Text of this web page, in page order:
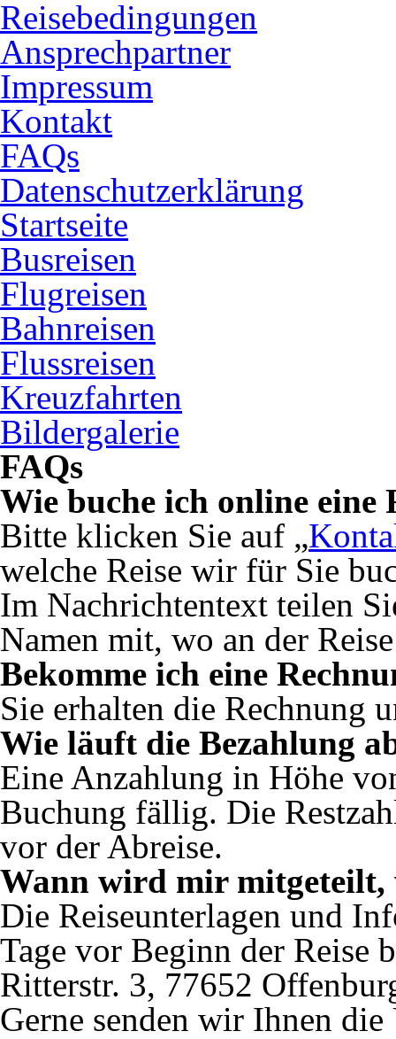
Reisebedingungen
Ansprechpartner
Impressum
Kontakt
FAQs
Datenschutzerklärung
Startseite
Busreisen
Flugreisen
Bahnreisen
Flussreisen
Kreuzfahrten
Bildergalerie
FAQs
Wie buche ich online eine
Bitte klicken Sie auf „
welche Reise wir für Sie
Im Nachrichtentext teilen
Namen mit, wo an der
Bekomme ich eine
Sie erhalten die Rechnung
Wie läuft die Bezahlung
Eine Anzahlung in Höhe
Buchung fällig. Die
vor der Abreise.
Wann wird mir mitgeteilt,
Die Reiseunterlagen und
Tage vor Beginn der Reise
Ritterstr. 3, 77652
Gerne senden wir Ihnen